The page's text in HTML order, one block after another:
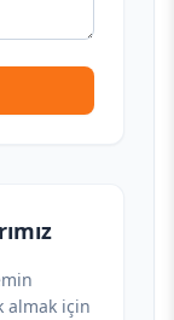
almak için